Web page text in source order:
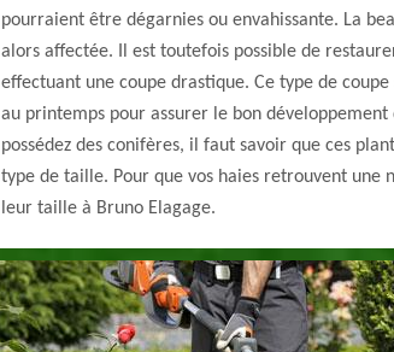
pourraient être dégarnies ou envahissante. La
alors affectée. Il est toutefois possible de
effectuant une coupe drastique. Ce type de
au printemps pour assurer le bon développement
possédez des conifères, il faut savoir que ces
type de taille. Pour que vos haies retrouvent une
leur taille à Bruno Elagage.